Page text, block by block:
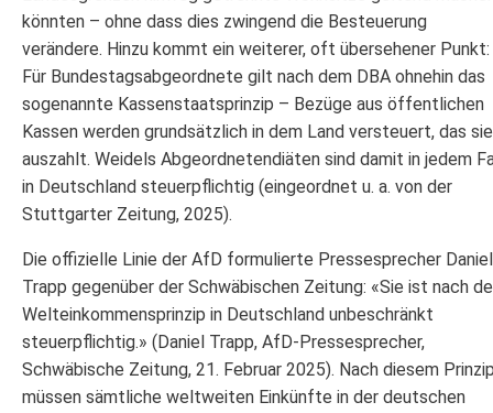
könnten – ohne dass dies zwingend die Besteuerung
verändere. Hinzu kommt ein weiterer, oft übersehener Punkt:
Für Bundestagsabgeordnete gilt nach dem DBA ohnehin das
sogenannte Kassenstaatsprinzip – Bezüge aus öffentlichen
Kassen werden grundsätzlich in dem Land versteuert, das sie
auszahlt. Weidels Abgeordnetendiäten sind damit in jedem
in Deutschland steuerpflichtig (eingeordnet u. a. von der
Stuttgarter Zeitung, 2025).
Die offizielle Linie der AfD formulierte Pressesprecher Daniel
Trapp gegenüber der Schwäbischen Zeitung: «Sie ist nach
Welteinkommensprinzip in Deutschland unbeschränkt
steuerpflichtig.» (Daniel Trapp, AfD-Pressesprecher,
Schwäbische Zeitung, 21. Februar 2025). Nach diesem
müssen sämtliche weltweiten Einkünfte in der deutschen